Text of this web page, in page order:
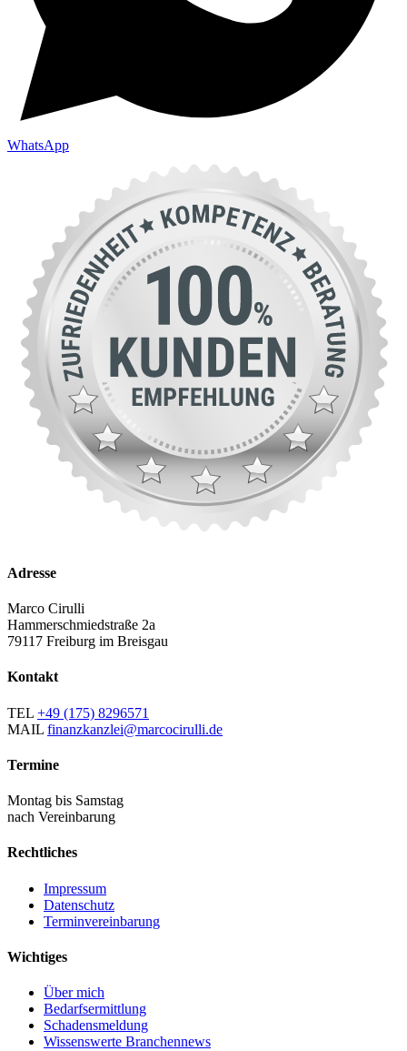
WhatsApp
Adresse
Marco Cirulli
Hammerschmiedstraße 2a
79117 Freiburg im Breisgau
Kontakt
TEL +49 (175) 8296571
MAIL finanzkanzlei@marcocirulli.de
Termine
Montag bis Samstag
nach Vereinbarung
Rechtliches
Impressum
Datenschutz
Terminvereinbarung
Wichtiges
Über mich
Bedarfsermittlung
Schadensmeldung
Wissenswerte Branchennews